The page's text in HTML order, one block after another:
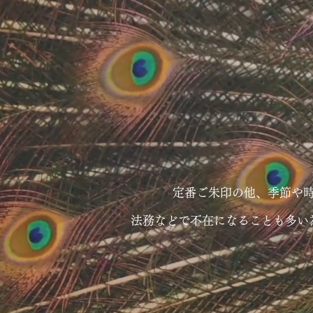
定番ご朱印の他、季節や
法務などで不在になることも多